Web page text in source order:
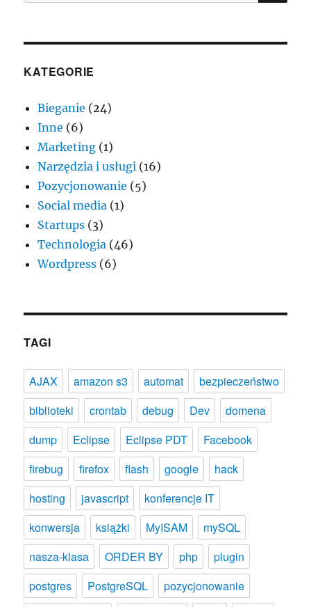
KATEGORIE
Bieganie (24)
Inne (6)
Marketing (1)
Narzędzia i usługi (16)
Pozycjonowanie (5)
Social media (1)
Startups (3)
Technologia (46)
Wordpress (6)
TAGI
AJAX amazon s3 automat
bezpieczeństwo
biblioteki
crontab debug Dev
domena
dump
Eclipse Eclipse PDT
Facebook
firebug
firefox flash google
hack
hosting
javascript
konferencje IT
konwersja
książki MyISAM
mySQL
nasza-klasa
ORDER BY php
plugin
postgres
PostgreSQL pozycjonowanie